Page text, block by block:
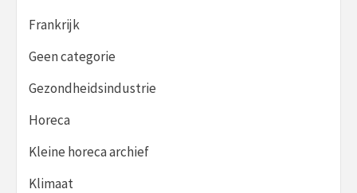
Frankrijk
Geen categorie
Gezondheidsindustrie
Horeca
Kleine horeca archief
Klimaat